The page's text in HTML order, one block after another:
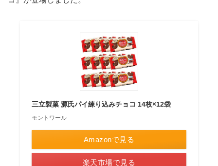
三立製菓 源氏パイ練り込みチョコ 14枚×12袋
モントワール
Amazonで見る
楽天市場で見る